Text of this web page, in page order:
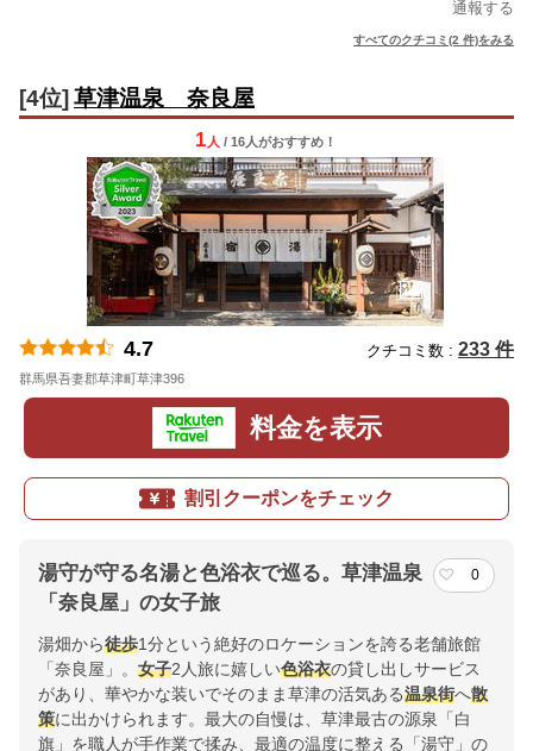
通報する
すべてのクチコミ(2 件)をみる
[4位] 草津温泉 奈良屋
1 人 / 16人がおすすめ！
4.7 クチコミ数 : 233 件
群馬県吾妻郡草津町草津396
料金を表示
割引クーポンをチェック
湯守が守る名湯と色浴衣で巡る。草津温泉
「奈良屋」の女子旅
0
湯畑から徒歩1分という絶好のロケーションを誇る老舗旅館
「奈良屋」。 女子2人旅に嬉しい色浴衣の貸し出しサービス
があり、華やかな装いでそのまま草津の活気ある温泉街へ散
策に出かけられます。最大の自慢は、草津最古の源泉「白
旗」を職人が手作業で揉み、最適の温度に整える「湯守」の